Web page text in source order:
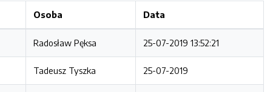
Osoba Data
Radosław Pęksa 25-07-2019 13:52:21
Tadeusz Tyszka 25-07-2019